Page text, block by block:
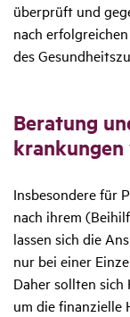
überprüft und
nach
des
Bera­tung
Insbesondere für
nach ihrem
lassen sich die
nur bei einer
Daher sollten
um die finanzielle